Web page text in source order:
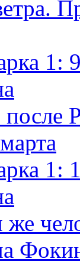
1:
1: